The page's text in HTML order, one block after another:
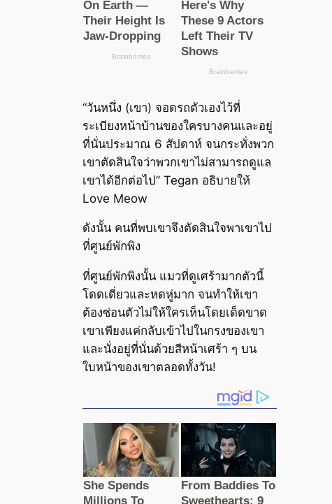
“วันหนึ่ง (เขา) จอดรถตัวเองไว้ที่
ระเบียงหน้าบ้านของใครบางคนและอยู่
ที่นั่นประมาณ 6 สัปดาห์ จนกระทั่งพวก
เขาตัดสินใจว่าพวกเขาไม่สามารถดูแล
เขาได้อีกต่อไป” Tegan อธิบายให้
Love Meow
ดังนั้น คนที่พบเขาจึงตัดสินใจพาเขาไป
ที่ศูนย์พักพิง
ที่ศูนย์พักพิงนั้น แมวที่ดูเศร้ามากตัวนี้
โดดเดี่ยวและหดหู่มาก จนทำให้เขา
ต้องซ่อนตัวไม่ให้ใครเห็นโดยเด็ดขาด
เขาเพียงแค่กลับเข้าไปในกรงของเขา
และนั่งอยู่ที่นั่นด้วยสีหน้าเศร้า ๆ บน
ใบหน้าของเขาตลอดทั้งวัน!